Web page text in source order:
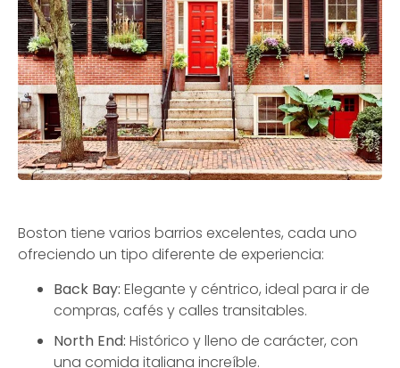
Boston tiene varios barrios excelentes, cada uno
ofreciendo un tipo diferente de experiencia:
Back Bay: Elegante y céntrico, ideal para ir de
compras, cafés y calles transitables.
North End: Histórico y lleno de carácter, con
una comida italiana increíble.